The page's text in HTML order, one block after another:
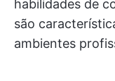
habilidades de
são
ambientes